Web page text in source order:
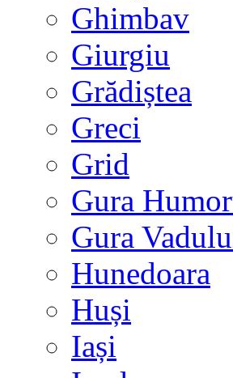
Ghimbav
Giurgiu
Grădiștea
Greci
Grid
Gura
Gura
Hunedoara
Huși
Iași